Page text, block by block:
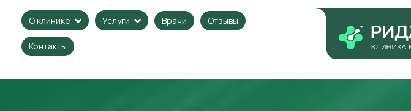
О клинике Услуги Врачи Отзывы
Контакты